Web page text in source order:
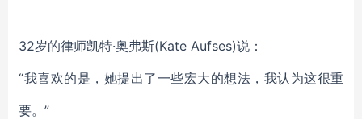
32岁的律师凯特·奥弗斯(Kate Aufses)说：
“我喜欢的是，她提出了一些宏大的想法，我认为这很重
要。”